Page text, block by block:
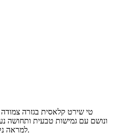
טי שירט קלאסית בגזרה
ונושם עם גמישות טבעית ותחושה
למראה נקי ועל-זמני שמתאים לכל שעות היום.